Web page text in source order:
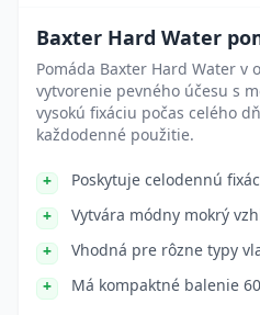
Baxter Hard Water
Pomáda Baxter Hard Water v
vytvorenie pevného účesu s
vysokú fixáciu počas celého
každodenné použitie.
Poskytuje celodennú
Vytvára módny mokrý
Vhodná pre rôzne typy
Má kompaktné balenie